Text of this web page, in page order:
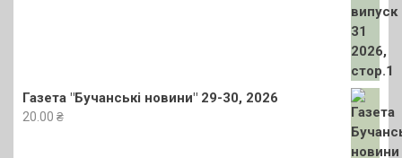
Газета "Бучанські новини" 29-30, 2026
20.00 ₴